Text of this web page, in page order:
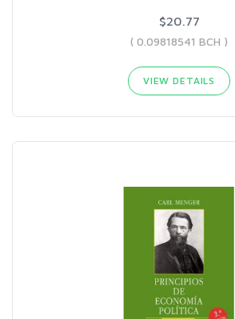
$20.77
( 0.09818541 BCH )
VIEW DETAILS